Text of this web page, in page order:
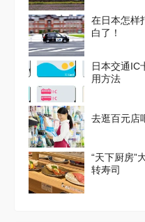
在日本怎样
白了！
日本交通IC
用方法
去逛百元店
“天下厨房”
转寿司